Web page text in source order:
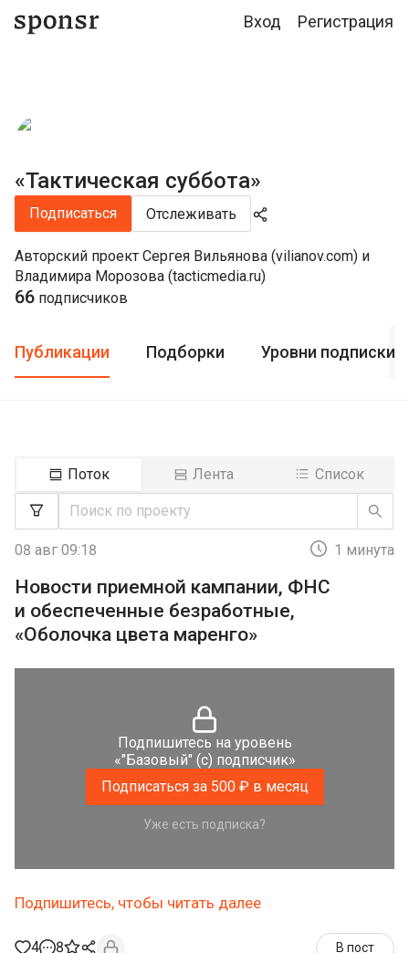
Вход Регистрация
«Тактическая суббота»
Подписаться Отслеживать
Авторский проект Сергея Вильянова (vilianov.com) и
Владимира Морозова (tacticmedia.ru)
66 подписчиков
Публикации Подборки Уровни подписки
Поток Лента Список
08 авг 09:18 1 минута
Новости приемной кампании, ФНС
и обеспеченные безработные,
«Оболочка цвета маренго»
Подпишитесь на уровень
«"Базовый" (с) подписчик»
Подписаться за 500 ₽ в месяц
Уже есть подписка?
Подпишитесь, чтобы читать далее
4 8 В пост